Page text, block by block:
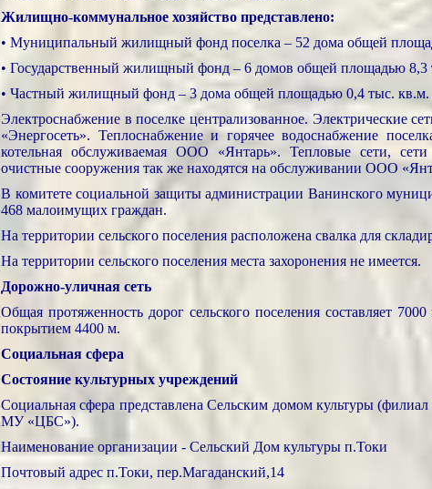
Жилищно-коммунальное хозяйство представлено:
• Муниципальный жилищный фонд поселка – 52 дома общей
• Государственный жилищный фонд – 6 домов общей площадью 8,3
• Частный жилищный фонд – 3 дома общей площадью 0,4 тыс. кв.м.
Электроснабжение в поселке централизованное. Электрические
«Энергосеть». Теплоснабжение и горячее водоснабжение
котельная обслуживаемая ООО «Янтарь». Тепловые сети,
очистные сооружения так же находятся на обслуживании ООО
В комитете социальной защиты администрации Ванинского
468 малоимущих граждан.
На территории сельского поселения расположена свалка для
На территории сельского поселения места захоронения не имеется.
Дорожно-уличная сеть
Общая протяженность дорог сельского поселения составляет
покрытием 4400 м.
Социальная сфера
Состояние культурных учреждений
Социальная сфера представлена Сельским домом культуры
МУ «ЦБС»).
Наименование организации - Сельский Дом культуры п.Токи
Почтовый адрес п.Токи, пер.Магаданский,14